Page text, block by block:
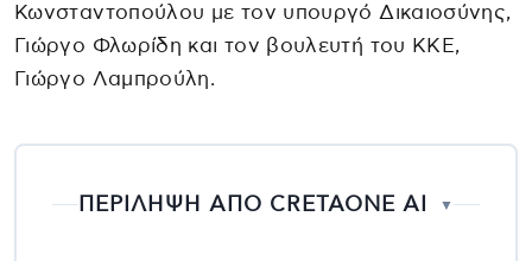
Κωνσταντοπούλου με τον υπουργό Δικαιοσύνης,
Γιώργο Φλωρίδη και τον βουλευτή του ΚΚΕ,
Γιώργο Λαμπρούλη.
ΠΕΡΙΛΗΨΗ ΑΠΟ CRETAONE AI ▼